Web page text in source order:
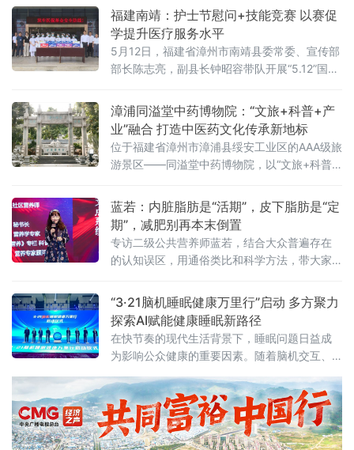
养+生态旅居”四位一体的产业新生态，打造沪
滇协作、跨界赋能的康养文旅示范样板。弥勒
可邑小
福建南靖：护士节慰问+技能竞赛 以赛促
学提升医疗服务水平
5月12日，福建省漳州市南靖县委常委、宣传部
部长陈志亮，副县长钟昭容带队开展“5.12”国际
节日的问候。在山城社区卫生服务中心、县中
医院、县总医院，县领导与护理人员亲切交
谈，对大家长期以来在平凡岗位上无私奉献、
恪尽职守表示衷心感谢。南靖县领导勉励大家
继续弘扬南丁格尔精神，坚守医者初心，精进
漳浦同溢堂中药博物院：“文旅+科普+产
业”融合 打造中医药文化传承新地标
位于福建省漳州市漳浦县绥安工业区的AAA级旅
游景区——同溢堂中药博物院，以“文旅+科普
传承与体验的新地标。园区将中医药文化与园
林景观、观光体验深度融合，成为传播中医药
文化、展示非遗技艺的重要窗口。走进同溢堂
中药博物院，首先映入眼帘的是中医药文化园
林。这里以千年重阳古树林为基，巧妙布局妙
蓝若：内脏脂肪是“活期”，皮下脂肪是“定
期”，减肥别再本末倒置
专访二级公共营养师蓝若，结合大众普遍存在
的认知误区，用通俗类比和科学方法，带大家
“3·21脑机睡眠健康万里行”启动 多方聚力
探索AI赋能健康睡眠新路径
在快节奏的现代生活背景下，睡眠问题日益成
为影响公众健康的重要因素。随着脑机交互、
睡眠质量提供全新路径。3月21日，第26个世界
睡眠日之际，“3·21脑机睡眠健康万里行”活动在
福建厦门正式启动，来自政产学研医等多领域
代表齐聚一堂，共话脑机技术赋能健康睡眠的